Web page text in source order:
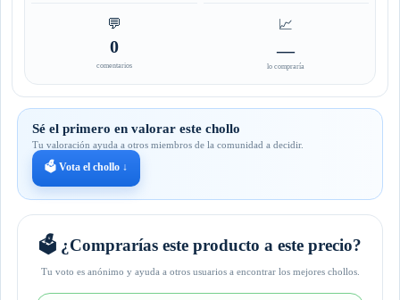
💬
0
comentarios
📈
—
lo compraría
Sé el primero en valorar este chollo
Tu valoración ayuda a otros miembros de la comunidad a decidir.
🗳️ Vota el chollo ↓
🗳️ ¿Comprarías este producto a este precio?
Tu voto es anónimo y ayuda a otros usuarios a encontrar los mejores chollos.